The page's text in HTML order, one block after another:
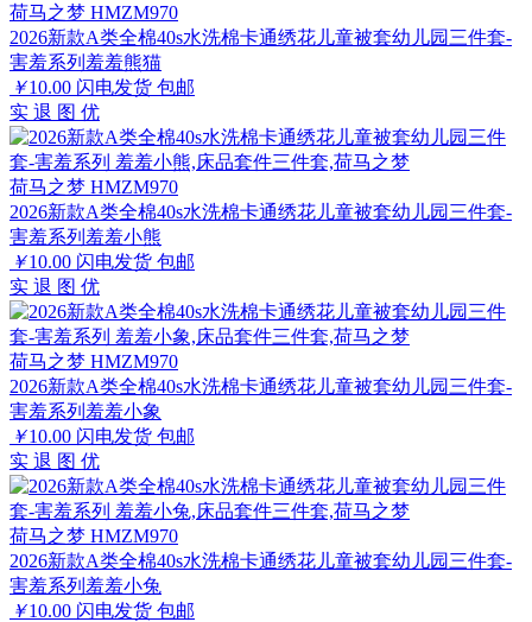
荷马之梦 HMZM970
2026新款A类全棉40s水洗棉卡通绣花儿童被套幼儿园三件套-
害羞系列羞羞熊猫
￥10.00 闪电发货 包邮
实 退 图 优
荷马之梦 HMZM970
2026新款A类全棉40s水洗棉卡通绣花儿童被套幼儿园三件套-
害羞系列羞羞小熊
￥10.00 闪电发货 包邮
实 退 图 优
荷马之梦 HMZM970
2026新款A类全棉40s水洗棉卡通绣花儿童被套幼儿园三件套-
害羞系列羞羞小象
￥10.00 闪电发货 包邮
实 退 图 优
荷马之梦 HMZM970
2026新款A类全棉40s水洗棉卡通绣花儿童被套幼儿园三件套-
害羞系列羞羞小兔
￥10.00 闪电发货 包邮